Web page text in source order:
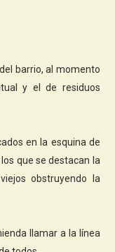
barrio, al momento
y el de residuos
en la esquina de
que se destacan la
obstruyendo la
llamar a la línea